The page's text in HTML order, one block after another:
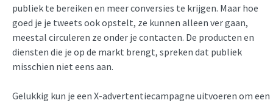
publiek te bereiken en meer conversies te krijgen. Maar hoe
goed je je tweets ook opstelt, ze kunnen alleen ver gaan,
meestal circuleren ze onder je contacten. De producten en
diensten die je op de markt brengt, spreken dat publiek
misschien niet eens aan.
Gelukkig kun je een X-advertentiecampagne uitvoeren om een